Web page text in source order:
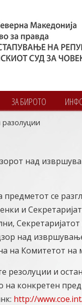
ЗА БИРОТО
над
се
и
над
на Комитетот на
резолуции и
конкретен
http://